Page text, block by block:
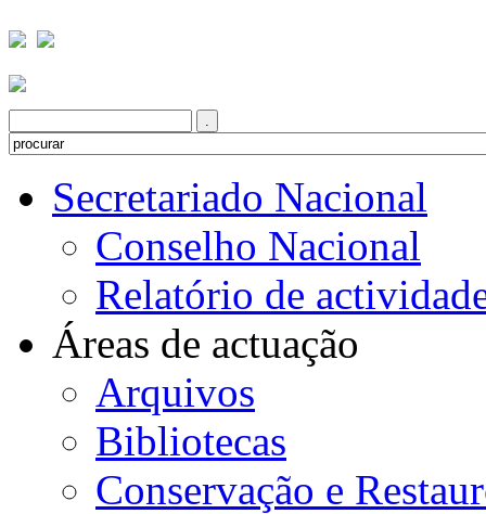
Secretariado Nacional
Conselho Nacional
Relatório de
Áreas de actuação
Arquivos
Bibliotecas
Conservação e